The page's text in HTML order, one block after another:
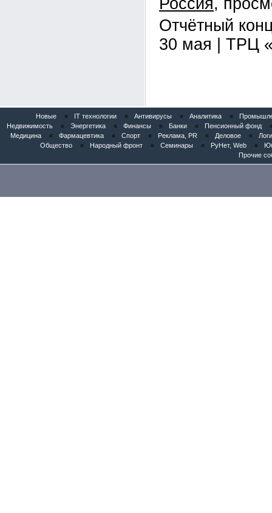
Россия
Отчётный
30 мая | ТРЦ
Новые « IT технологии « Антивирусы « Аналитика «
Недвижимость
« Энергетика « Финансы « Банки « Пенсионный фонд
Медицина
« Фармацевтика « Спорт « Реклама, PR « Деловое «
Общество
« Народный фронт « Семинары « РуНет, Web «
Прочие